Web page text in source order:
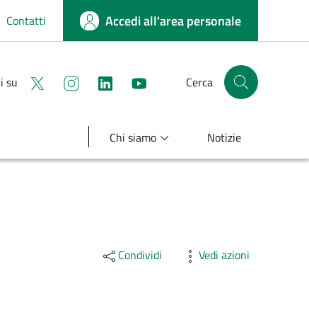
Contatti Accedi all'area personale
su Seguici su XSeguici su instagram
linkedin youtubeCerca Cerca nel sito
Chi siamo Notizie
Condividi Vedi azioni